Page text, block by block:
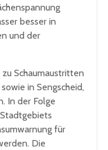
besser in
und der
Schaumaustritten
in Sengscheid,
In der Folge
für
Die